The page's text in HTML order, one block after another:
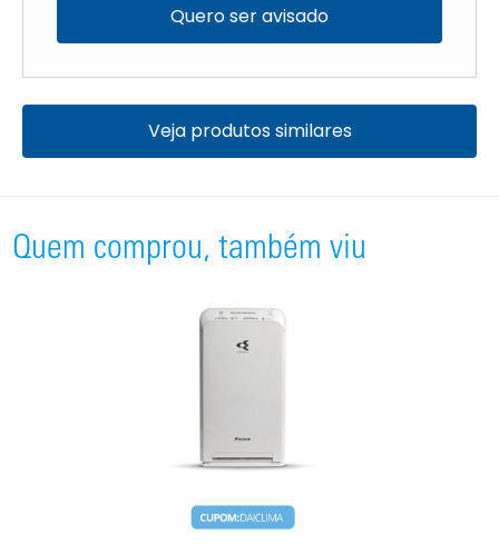
Quero ser avisado
Veja produtos similares
Quem comprou, também viu